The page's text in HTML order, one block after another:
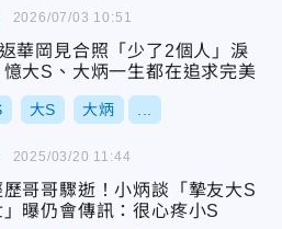
華岡見合照「少了2個人」淚
憶大S、大炳一生都在追求完美
大S 大炳
2026/07/03 10:51
歷哥哥驟逝！小炳談「摯友大S
」曝仍會傳訊：很心疼小S
2025/03/20 11:44